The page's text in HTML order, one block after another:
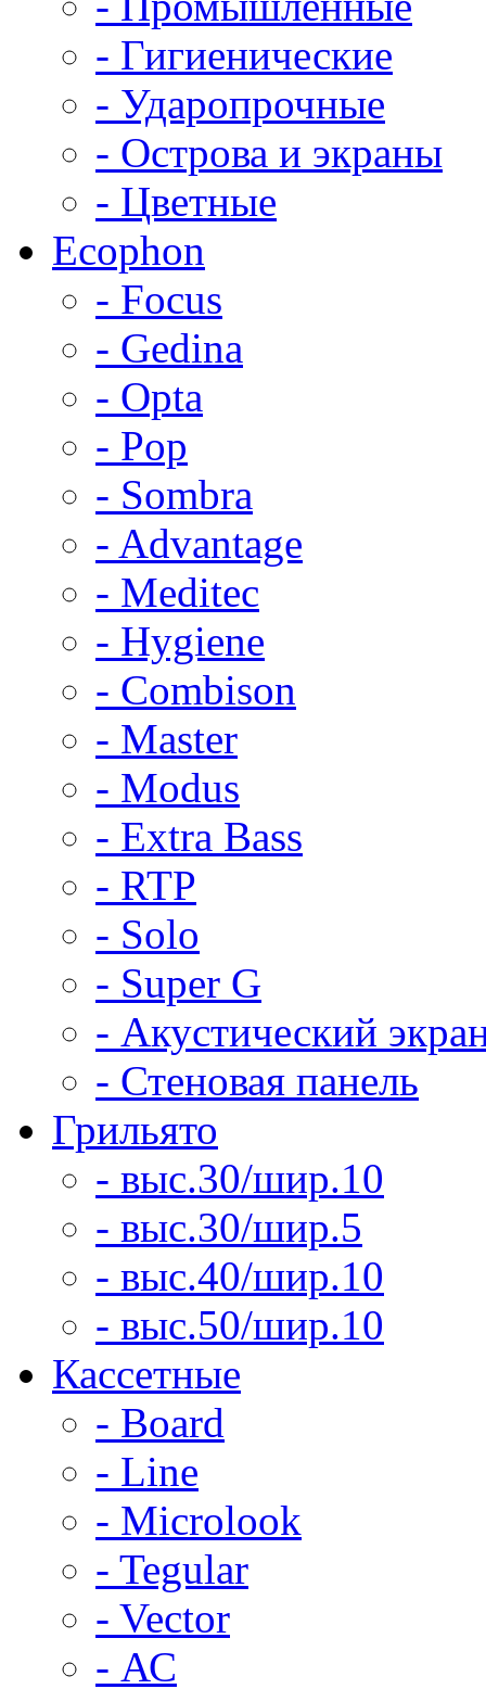
- Гигиенические
- Ударопрочные
- Острова и экраны
- Цветные
Ecophon
- Focus
- Gedina
- Opta
- Pop
- Sombra
- Advantage
- Meditec
- Hygiene
- Combison
- Master
- Modus
- Extra Bass
- RTP
- Solo
- Super G
- Акустический
- Стеновая панель
Грильято
- выс.30/шир.10
- выс.30/шир.5
- выс.40/шир.10
- выс.50/шир.10
Кассетные
- Board
- Line
- Microlook
- Tegular
- Vector
- АС